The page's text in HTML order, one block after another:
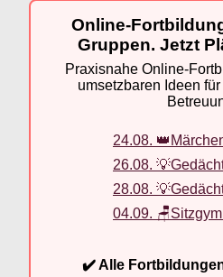
Online-
Gruppen. Jetzt
Praxisnahe Online-
umsetzbaren Ideen
24.08.
26.08.
28.08.
04.09.
✔️ Alle